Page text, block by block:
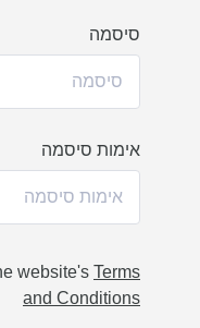
סיסמה
אימות סיסמה
website's Terms
and Conditions